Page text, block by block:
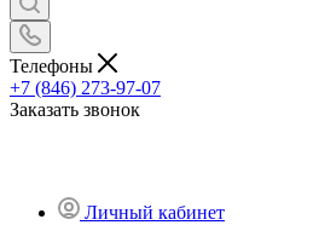
Телефоны
+7 (846) 273-97-07
Заказать звонок
Личный кабинет